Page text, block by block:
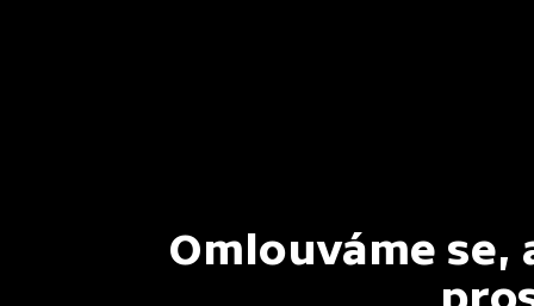
Omlouváme se,